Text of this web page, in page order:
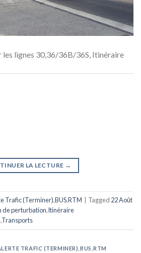
les lignes 30,36/36B/36S, Itinéraire
LA LECTURE →
Trafic (Terminer),BUS,RTM Tagged 22 Août
de perturbation,Itinéraire
,Transports
TRAFIC (TERMINER) BUS ,RTM